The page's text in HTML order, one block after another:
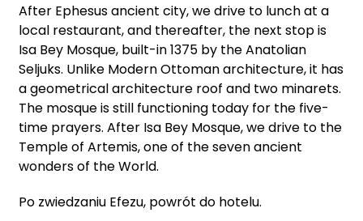
After Ephesus ancient city, we drive to lunch at a
local restaurant, and thereafter, the next stop is
Isa Bey Mosque, built-in 1375 by the Anatolian
Seljuks. Unlike Modern Ottoman architecture, it has
a geometrical architecture roof and two minarets.
The mosque is still functioning today for the five-
time prayers. After Isa Bey Mosque, we drive to the
Temple of Artemis, one of the seven ancient
wonders of the World.
Po zwiedzaniu Efezu, powrót do hotelu.